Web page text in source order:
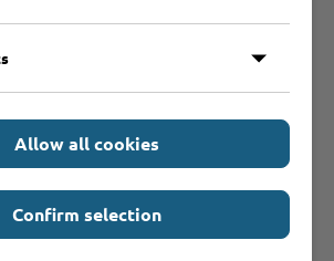
Allow all cookies
Confirm selection